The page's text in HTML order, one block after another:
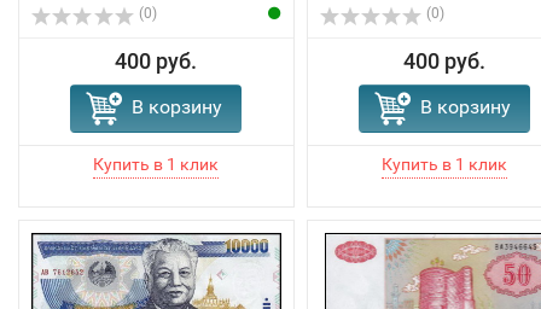
(0)
400 руб.
В корзину
(0)
400 руб.
В корзину